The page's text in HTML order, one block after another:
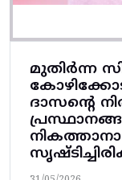
മുതിർന്ന
ദാസന്റെ